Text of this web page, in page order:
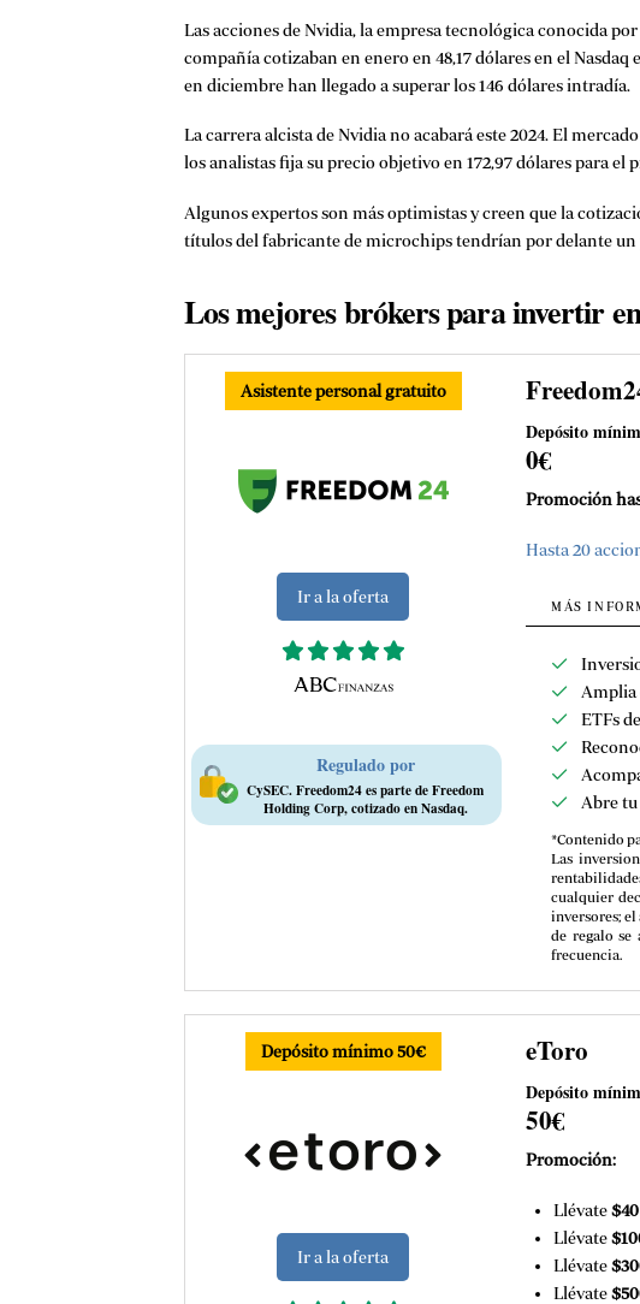
Las acciones de Nvidia, la empresa tecnológica conocida
compañía cotizaban en enero en 48,17 dólares en el
en diciembre han llegado a superar los 146 dólares intradía.
La carrera alcista de Nvidia no acabará este 2024. El
los analistas fija su precio objetivo en 172,97 dólares para
Algunos expertos son más optimistas y creen que la
títulos del fabricante de microchips tendrían por delante un
Los mejores brókers para invertir
Asistente personal gratuito
Ir a la oferta
Regulado por
CySEC. Freedom24 es parte de Freedom
Holding Corp, cotizado en Nasdaq.
Depósito
0€
Promoción
Hasta 20
MÁS
Amplia
ETFs
Abre
*Contenido
Las
cualquier
inversores; el
de regalo se
frecuencia.
Depósito mínimo 50€
Ir a la oferta
eToro
Depósito
50€
Promoción:
Llévate
Llévate
Llévate
Llévate